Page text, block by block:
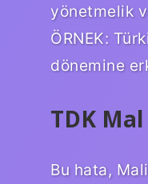
yönetmelik
ÖRNEK:
dönemine
TDK
Bu hata,